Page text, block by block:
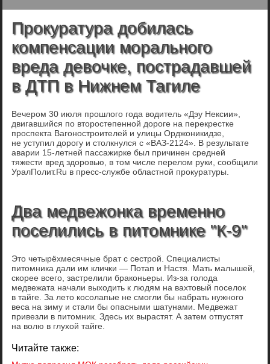
Прокуратура добилась
компенсации морального
вреда девочке, пострадавшей
в ДТП в Нижнем Тагиле
Вечером 30 июля прошлого года водитель «Дэу Нексии»,
двигавшийся по второстепенной дороге на перекрестке
проспекта Вагоностроителей и улицы Орджоникидзе,
не уступил дорогу и столкнулся с «ВАЗ-2124». В результате
аварии 15-летней пассажирке был причинен средней
тяжести вред здоровью, в том числе перелом руки, сообщили
УралПолит.Ru в пресс-службе областной прокуратуры.
Два медвежонка временно
поселились в питомнике "К-9"
Это четырёхмесячные брат с сестрой. Специалисты
питомника дали им клички — Потап и Настя. Мать малышей,
скорее всего, застрелили браконьеры. Из-за голода
медвежата начали выходить к людям на вахтовый поселок
в тайге. За лето косолапые не смогли бы набрать нужного
веса на зиму и стали бы опасными шатунами. Медвежат
привезли в питомник. Здесь их вырастят. А затем отпустят
на волю в глухой тайге.
Читайте также: